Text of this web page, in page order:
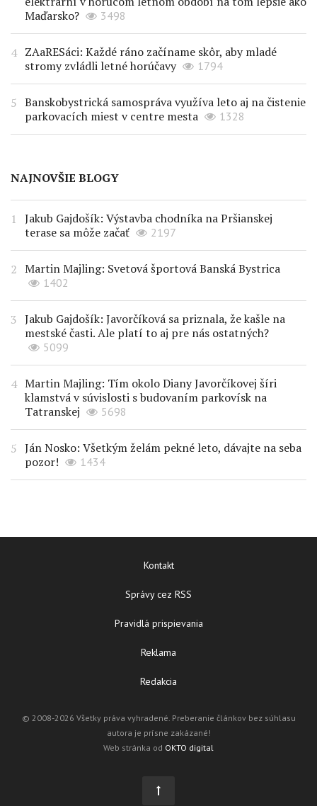
Maďarsko?
3498
ZAaRESáci: Každé ráno začíname skôr, aby mladé
stromy zvládli letné horúčavy
1794
Banskobystrická samospráva využíva leto aj na čistenie
parkovacích miest v centre mesta
1328
NAJNOVŠIE BLOGY
Jakub Gajdošík: Výstavba chodníka na Pršianskej
terase sa môže začať
2197
Martin Majling: Svetová športová Banská Bystrica
1402
Jakub Gajdošík: Javorčíková sa priznala, že kašle na
mestské časti. Ale platí to aj pre nás ostatných?
5099
Martin Majling: Tím okolo Diany Javorčíkovej šíri
klamstvá v súvislosti s budovaním parkovísk na
Tatranskej
5698
Ján Nosko: Všetkým želám pekné leto, dávajte na seba
pozor!
1434
Kontakt
Správy cez RSS
Pravidlá prispievania
Reklama
Redakcia
© 2008-2026 Všetky práva vyhradené. Preberanie článkov bez súhlasu
autora je prísne zakázané!
Web stránka od OKTO digital